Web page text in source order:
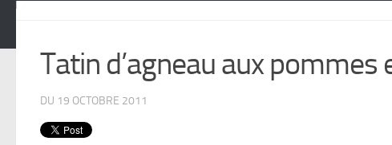
Tatin d’agneau aux pommes
DU 19 OCTOBRE 2011